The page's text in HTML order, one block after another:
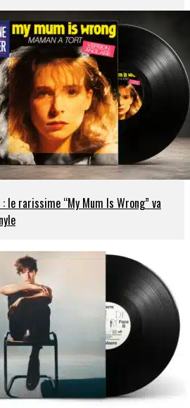
le rarissime “My Mum Is Wrong” va